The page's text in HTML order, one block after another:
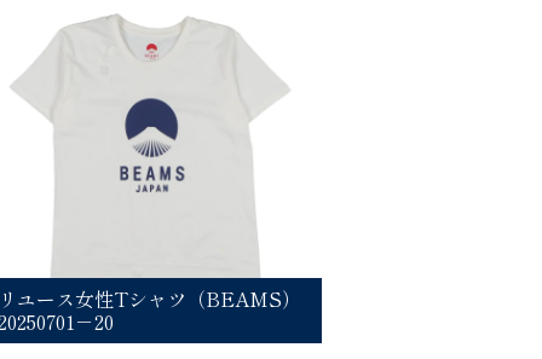
ユース女性Tシャツ（BEAMS）
－20